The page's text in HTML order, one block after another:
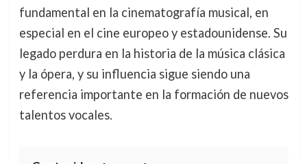
fundamental en la cinematografía musical, en
especial en el cine europeo y estadounidense. Su
legado perdura en la historia de la música clásica
y la ópera, y su influencia sigue siendo una
referencia importante en la formación de nuevos
talentos vocales.